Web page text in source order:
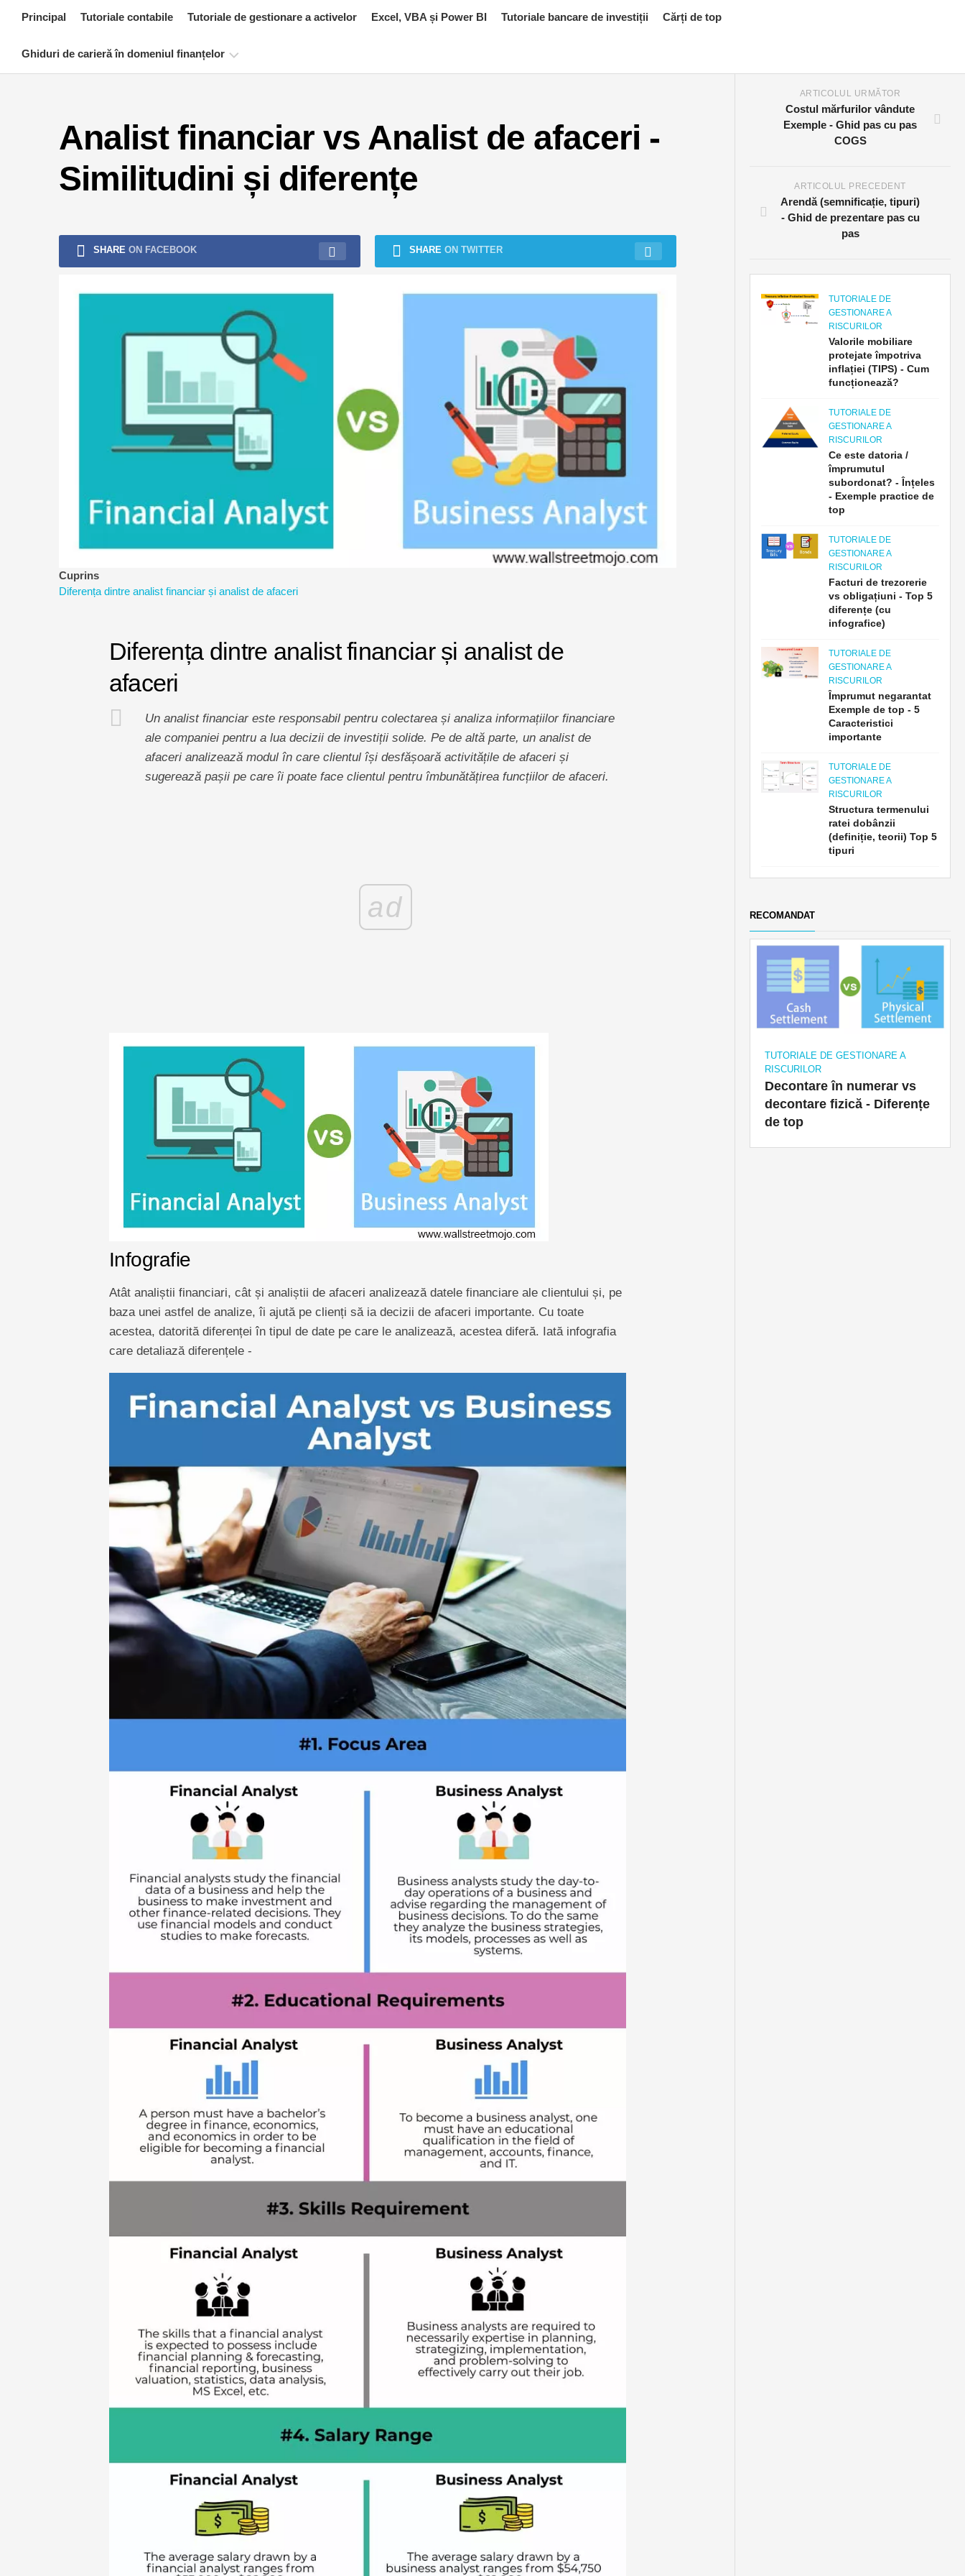
Principal Tutoriale contabile Tutoriale de gestionare a activelor Excel, VBA și Power BI Tutoriale bancare de investiții Cărți de top
Ghiduri de carieră în domeniul finanțelor
certificare
financiară
Tutoriale
Formular
Analist financiar vs Analist de afaceri -
Similitudini și diferențe
SHARE ON FACEBOOK SHARE ON TWITTER
Cuprins
Diferența dintre analist financiar și analist de afaceri
Diferența dintre analist financiar și analist de
afaceri
Un analist financiar este responsabil pentru colectarea și analiza informațiilor financiare
ale companiei pentru a lua decizii de investiții solide. Pe de altă parte, un analist de
afaceri analizează modul în care clientul își desfășoară activitățile de afaceri și
sugerează pașii pe care îi poate face clientul pentru îmbunătățirea funcțiilor de afaceri.
ad
Infografie
Atât analiștii financiari, cât și analiștii de afaceri analizează datele financiare ale clientului și, pe
baza unei astfel de analize, îi ajută pe clienți să ia decizii de afaceri importante. Cu toate
acestea, datorită diferenței în tipul de date pe care le analizează, acestea diferă. Iată infografia
care detaliază diferențele -
ARTICOLUL URMĂTOR
Costul mărfurilor vândute
Exemple - Ghid pas cu pas
COGS
ARTICOLUL PRECEDENT
Arendă (semnificație, tipuri)
- Ghid de prezentare pas cu
pas
TUTORIALE DE
GESTIONARE A
RISCURILOR
Valorile mobiliare
protejate împotriva
inflației (TIPS) - Cum
funcționează?
TUTORIALE DE
GESTIONARE A
RISCURILOR
Ce este datoria /
împrumutul
subordonat? - Înțeles
- Exemple practice de
top
TUTORIALE DE
GESTIONARE A
RISCURILOR
Facturi de trezorerie
vs obligațiuni - Top 5
diferențe (cu
infografice)
TUTORIALE DE
GESTIONARE A
RISCURILOR
Împrumut negarantat
Exemple de top - 5
Caracteristici
importante
TUTORIALE DE
GESTIONARE A
RISCURILOR
Structura termenului
ratei dobânzii
(definiție, teorii) Top 5
tipuri
RECOMANDAT
TUTORIALE DE GESTIONARE A
RISCURILOR
Decontare în numerar vs
decontare fizică - Diferențe
de top